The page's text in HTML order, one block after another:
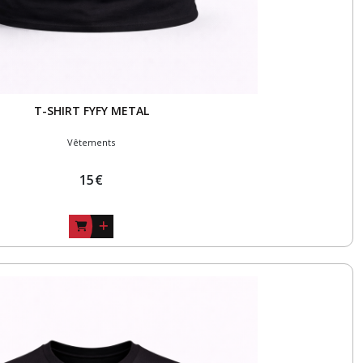
T-SHIRT FYFY METAL
Vêtements
15€